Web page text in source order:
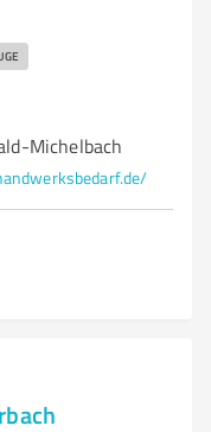
Michelbach